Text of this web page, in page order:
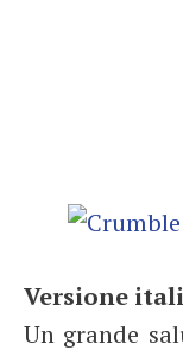
Versione
Un grande